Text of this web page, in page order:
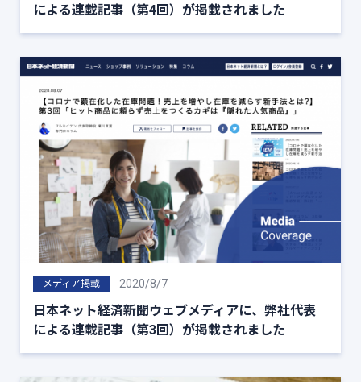
による連載記事（第4回）が掲載されました
メディア掲載 2020/8/7
日本ネット経済新聞ウェブメディアに、弊社代表
による連載記事（第3回）が掲載されました